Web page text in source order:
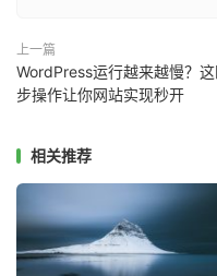
上一篇
WordPress运行越来越慢？这
步操作让你网站实现秒开
相关推荐